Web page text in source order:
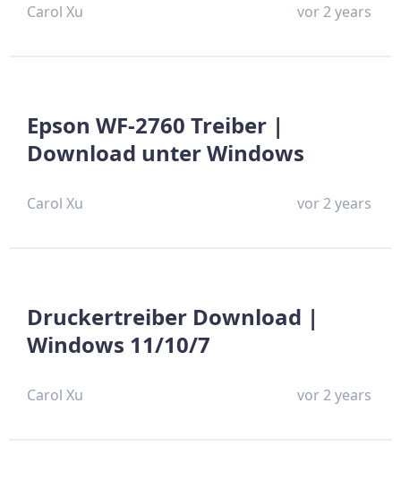
Carol Xu vor 2 years
Epson WF-2760 Treiber |
Download unter Windows
Carol Xu vor 2 years
Druckertreiber Download |
Windows 11/10/7
Carol Xu vor 2 years